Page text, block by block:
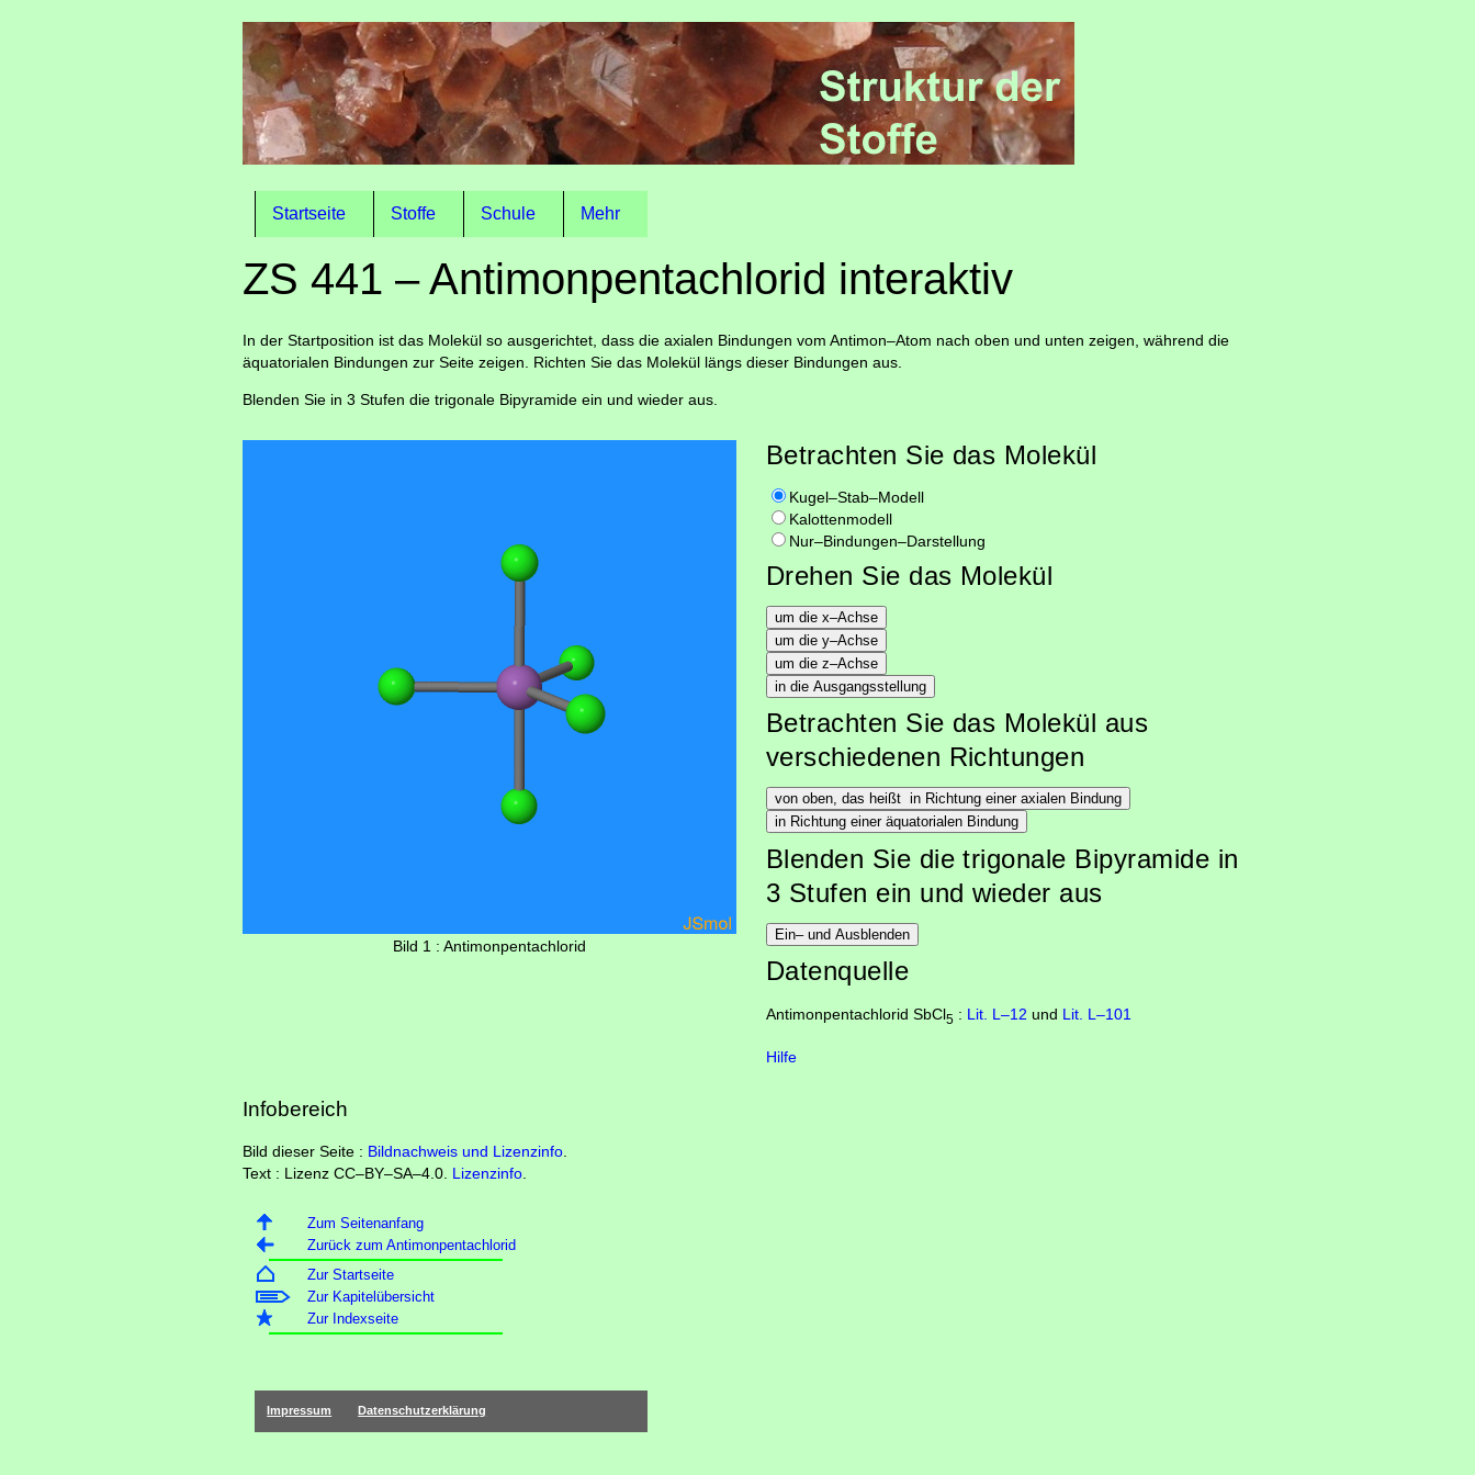
Startseite Stoffe Schule Mehr
ZS 441 – Antimonpentachlorid interaktiv
In der Startposition ist das Molekül so ausgerichtet, dass die axialen Bindungen vom Antimon–Atom nach oben und unten zeigen, während die
äquatorialen Bindungen zur Seite zeigen. Richten Sie das Molekül längs dieser Bindungen aus.
Blenden Sie in 3 Stufen die trigonale Bipyramide ein und wieder aus.
Bild 1 : Antimonpentachlorid
Betrachten Sie das Molekül
Kugel–Stab–Modell
Kalottenmodell
Nur–Bindungen–Darstellung
Drehen Sie das Molekül
Betrachten Sie das Molekül aus
verschiedenen Richtungen
Blenden Sie die trigonale Bipyramide in
3 Stufen ein und wieder aus
Datenquelle
Antimonpentachlorid SbCl5 : Lit. L–12 und Lit. L–101
Hilfe
Infobereich
Bild dieser Seite : Bildnachweis und Lizenzinfo.
Text : Lizenz CC–BY–SA–4.0. Lizenzinfo.
Zum Seitenanfang
Zurück zum Antimonpentachlorid
Zur Startseite
Zur Kapitelübersicht
Zur Indexseite
Impressum Datenschutzerklärung